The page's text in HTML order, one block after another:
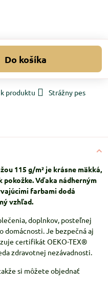
Do košíka
produktu
Strážny pes
115 g/m² je krásne mäkká,
pokožke. Vďaka nádherným
farbami dodá
vzhľad.
doplnkov, posteľnej
domácnosti. Je bezpečná aj
certifikát OEKO-TEX®
zdravotnej nezávadnosti.
si môžete objednať